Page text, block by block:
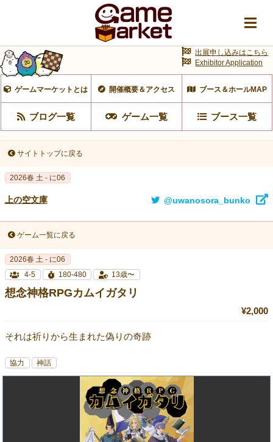
ゲームマーケットとは 開催概要＆アクセス ブース＆ホールMAP
ブログ一覧 ゲーム一覧 ブース一覧
出展申し込みはこちら
Exhibitor Application
サイトトップに戻る
2026春 土 - に06
上の空文庫 @uwanosora_bunko
ゲーム一覧に戻る
2026春 土 - に06
4-5
180-480 13歳〜
想念神格RPGカムイガタリ
¥2,000
それは祈りから生まれた偽りの奇跡
協力 神話